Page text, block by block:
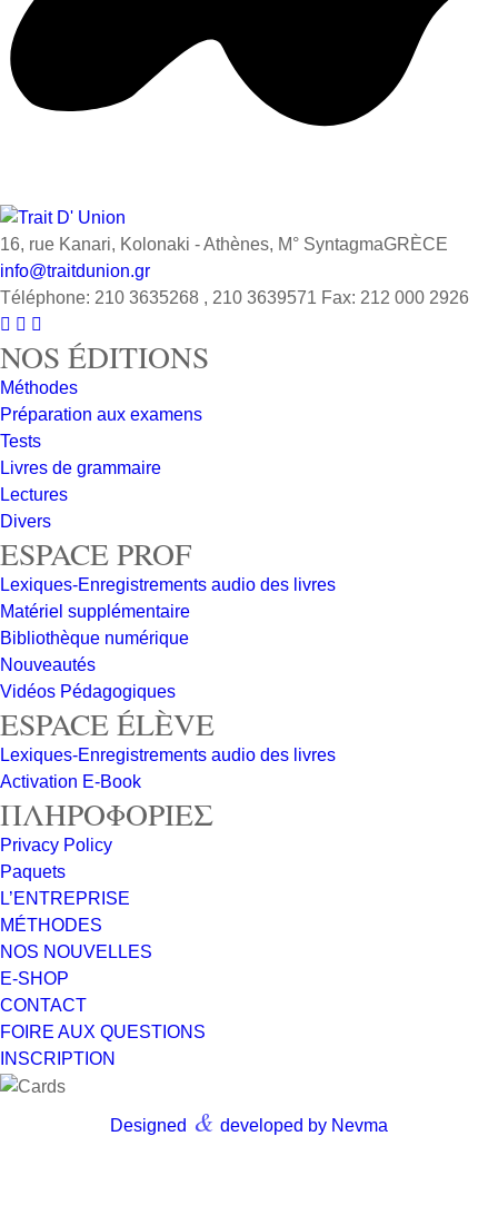
16, rue Kanari, Kolonaki - Athènes, M° SyntagmaGRÈCE
info@traitdunion.gr
Téléphone: 210 3635268 , 210 3639571 Fax: 212 000 2926
  
NOS ÉDITIONS
Méthodes
Préparation aux examens
Tests
Livres de grammaire
Lectures
Divers
ESPACE PROF
Lexiques-Enregistrements audio des livres
Matériel supplémentaire
Bibliothèque numérique
Nouveautés
Vidéos Pédagogiques
ESPACE ÉLÈVE
Lexiques-Enregistrements audio des livres
Activation E-Book
ΠΛΗΡΟΦΟΡΙΕΣ
Privacy Policy
Paquets
L’ENTREPRISE
MÉTHODES
NOS NOUVELLES
E-SHOP
CONTACT
FOIRE AUX QUESTIONS
INSCRIPTION
Designed & developed by Nevma